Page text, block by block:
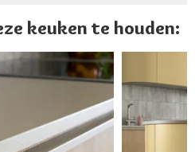
keuken te houden: